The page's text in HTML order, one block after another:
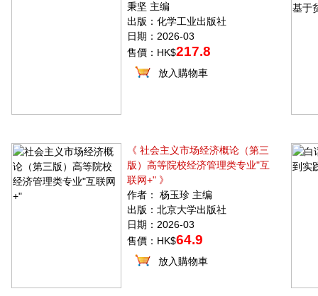
秉坚 主编
出版：化学工业出版社
日期：2026-03
售價：HK$217.8
放入購物車
《 社会主义市场经济概论（第三
版）高等院校经济管理类专业"互
联网+" 》
作者： 杨玉珍 主编
出版：北京大学出版社
日期：2026-03
售價：HK$64.9
放入購物車